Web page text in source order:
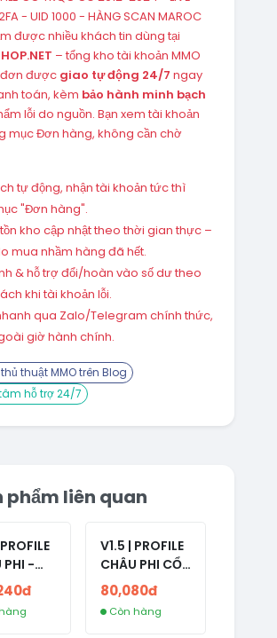
- UID 1000 - HÀNG SCAN MAROC
được nhiều khách tin dùng tại
– tổng kho tài khoản MMO
đơn được giao tự động 24/7 ngay
toán, kèm bảo hành minh bạch
lỗi do nguồn. Bạn xem tài khoản
mục Đơn hàng, không cần chờ
tự động, nhận tài khoản tức thì
"Đơn hàng".
kho cập nhật theo thời gian thực –
mua nhầm hàng đã hết.
& hỗ trợ đổi/hoàn vào số dư theo
khi tài khoản lỗi.
qua Zalo/Telegram chính thức,
giờ hành chính.
thuật MMO trên Blog
hỗ trợ 24/7
phẩm liên quan
PHI -
CỔ -
-
BẠN
V1.5 | PROFILE
CHÂU PHI CỔ
- NO 2FA -
LẪN 2024 -
LIVE ADS
80,080đ
Còn hàng